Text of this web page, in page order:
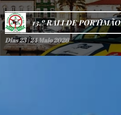
13.º RALI DE PORTIMÃO
Dias 23 | 24 Maio 2026